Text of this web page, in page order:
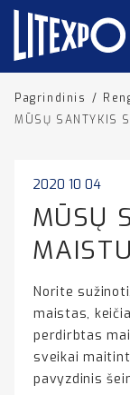
Pagrindinis /
MŪSŲ SANTYKIS
2020 10 04
MŪSŲ
Norite
maistas,
perdirbtas
sveikai
pavyzdinis